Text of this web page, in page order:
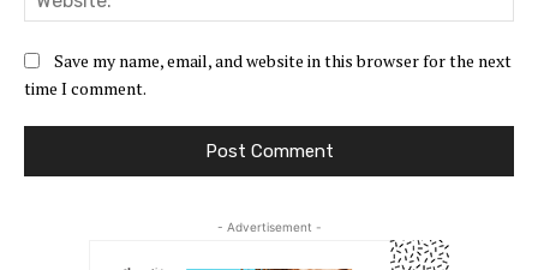
Save my name, email, and website in this browser for the next
time I comment.
- Advertisement -